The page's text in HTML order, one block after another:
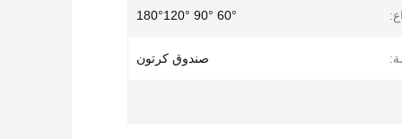
60° 90° 180°120°
صندوق كرتون